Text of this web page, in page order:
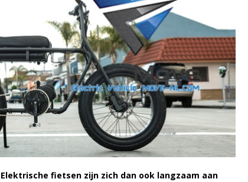
Elektrische fietsen zijn zich dan ook langzaam aan